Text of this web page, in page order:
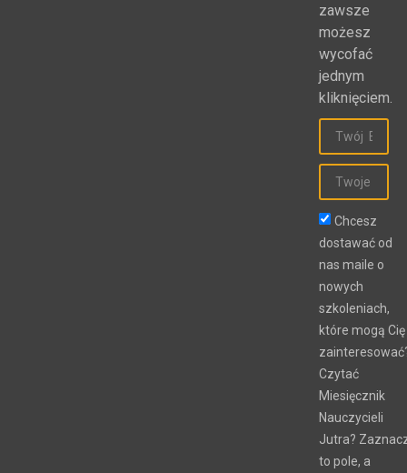
zawsze
możesz
wycofać
jednym
kliknięciem.
Chcesz
dostawać od
nas maile o
nowych
szkoleniach,
które mogą Cię
Czytać
Miesięcznik
Nauczycieli
Jutra?
to pole, a